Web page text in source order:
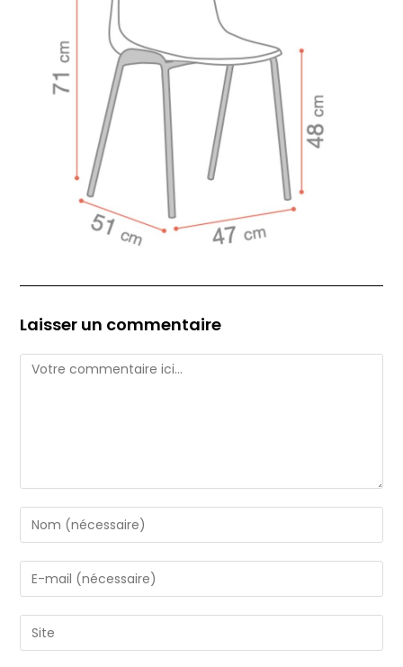
Laisser un commentaire
Comment
Enter
your
name
or
to
comment
Enter
your
email
address
Saisir
l’URL